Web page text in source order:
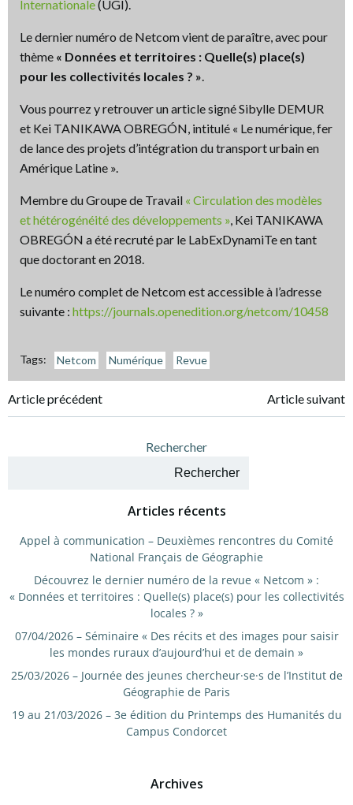
Internationale(UGI).
Le dernier numéro de Netcom vient de paraître, avec pour
thème « Données et territoires : Quelle(s) place(s)
pour les collectivités locales ? ».
Vous pourrez y retrouver un article signé Sibylle DEMUR
et Kei TANIKAWA OBREGÓN, intitulé « Le numérique, fer
de lance des projets d’intégration du transport urbain en
Amérique Latine ».
Membre du Groupe de Travail « Circulation des modèles
et hétérogénéité des développements », Kei TANIKAWA
OBREGÓN a été recruté par le LabExDynamiTe en tant
que doctorant en 2018.
Le numéro complet de Netcom est accessible à l’adresse
suivante : https://journals.openedition.org/netcom/10458
Tags: Netcom Numérique Revue
Navigation
Article précédent
Navigation
de
l’article
Article suivant
Rechercher
Rechercher
Articles récents
Appel à communication – Deuxièmes rencontres du Comité
National Français de Géographie
Découvrez le dernier numéro de la revue « Netcom » :
« Données et territoires : Quelle(s) place(s) pour les collectivités
locales ? »
07/04/2026 – Séminaire « Des récits et des images pour saisir
les mondes ruraux d’aujourd’hui et de demain »
25/03/2026 – Journée des jeunes chercheur·se·s de l’Institut de
Géographie de Paris
19 au 21/03/2026 – 3e édition du Printemps des Humanités du
Campus Condorcet
Archives